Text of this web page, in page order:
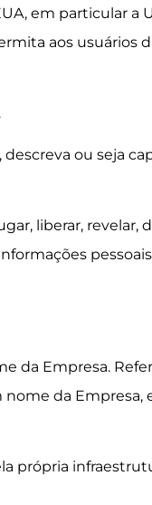
em particular a
aos usuários
ou seja
liberar, revelar,
da Empresa.
da Empresa,
própria